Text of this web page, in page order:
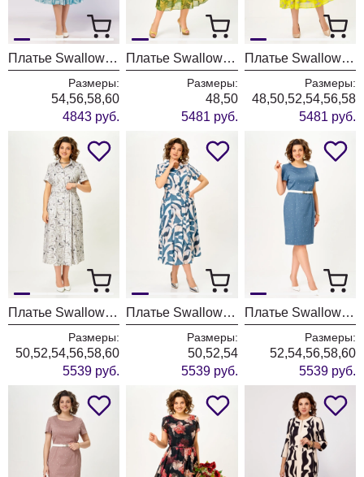
Платье Swallow 929 принт "бирюзовые разводы"
Размеры:
54,56,58,60
4843 руб.
Платье Swallow 927-1
Размеры:
48,50
5481 руб.
Платье Swallow 927
Размеры:
48,50,52,54,56,58
5481 руб.
Платье Swallow 844-7
Размеры:
50,52,54,56,58,60
5539 руб.
Платье Swallow 844-6
Размеры:
50,52,54
5539 руб.
Платье Swallow 659-6
Размеры:
52,54,56,58,60
5539 руб.